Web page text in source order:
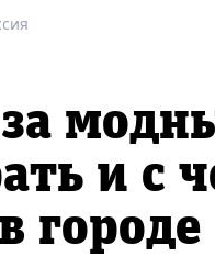
и с
городе